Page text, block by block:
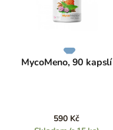
MycoMeno, 90 kapslí
590 Kč